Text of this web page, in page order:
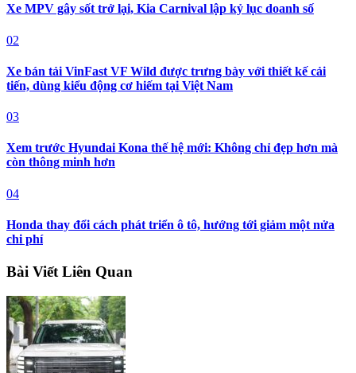
Xe MPV gây sốt trở lại, Kia Carnival lập kỷ lục doanh số
02
Xe bán tải VinFast VF Wild được trưng bày với thiết kế cải
tiến, dùng kiểu động cơ hiếm tại Việt Nam
03
Xem trước Hyundai Kona thế hệ mới: Không chỉ đẹp hơn mà
còn thông minh hơn
04
Honda thay đổi cách phát triển ô tô, hướng tới giảm một nửa
chi phí
Bài Viết Liên Quan